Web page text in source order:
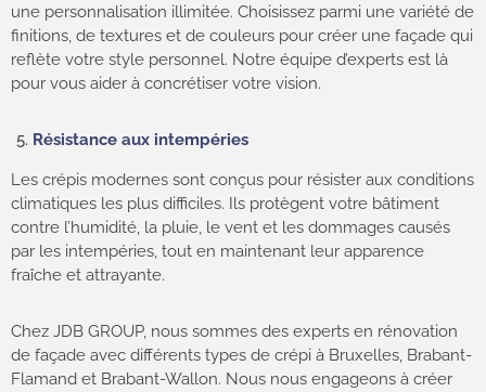
une personnalisation illimitée. Choisissez parmi une variété de
finitions, de textures et de couleurs pour créer une façade qui
reflète votre style personnel. Notre équipe d’experts est là
pour vous aider à concrétiser votre vision.
Résistance aux intempéries
Les crépis modernes sont conçus pour résister aux conditions
climatiques les plus difficiles. Ils protègent votre bâtiment
contre l’humidité, la pluie, le vent et les dommages causés
par les intempéries, tout en maintenant leur apparence
fraîche et attrayante.
Chez JDB GROUP, nous sommes des experts en rénovation
de façade avec différents types de crépi à Bruxelles, Brabant-
Flamand et Brabant-Wallon. Nous nous engageons à créer